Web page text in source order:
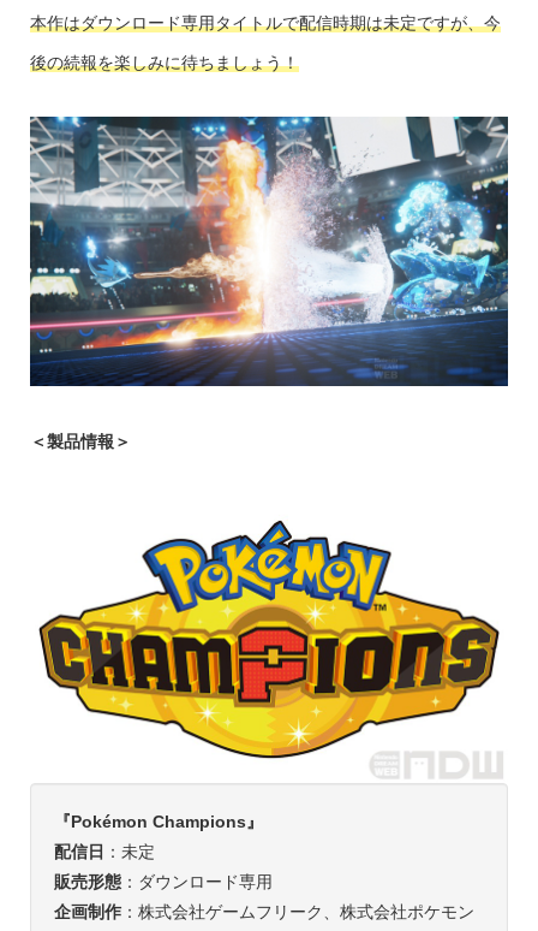
本作はダウンロード専用タイトルで配信時期は未定ですが、今
後の続報を楽しみに待ちましょう！
＜製品情報＞
『Pokémon Champions』
配信日 ：未定
販売形態：ダウンロード専用
企画制作：株式会社ゲームフリーク、株式会社ポケモン